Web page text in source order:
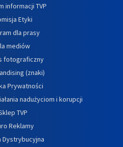
informacji TVP
Etyki
dla prasy
mediów
fotograficzny
(znaki)
Prywatności
nadużyciom i korupcji
TVP
Reklamy